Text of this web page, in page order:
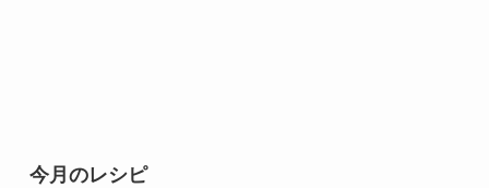
今月のレシピ